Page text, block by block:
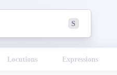
S
Locutions Expressions